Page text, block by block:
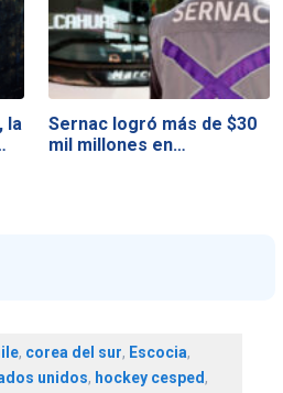
la
Sernac logró más de $30
mil millones en…
, corea del sur, Escocia,
unidos, hockey cesped,